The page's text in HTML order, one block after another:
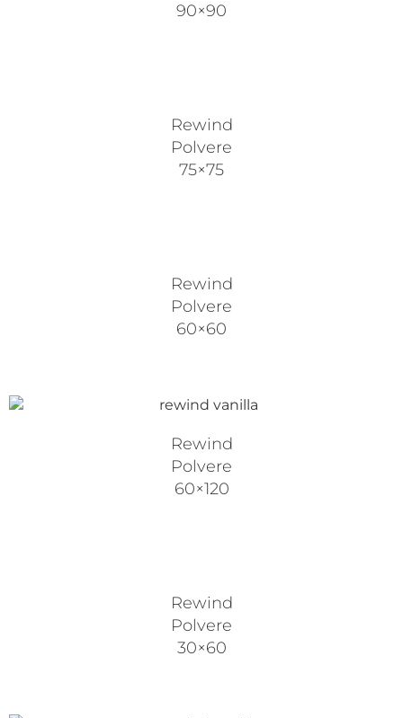
90×90
Rewind
Polvere
75×75
Rewind
Polvere
60×60
Rewind
Polvere
60×120
Rewind
Polvere
30×60